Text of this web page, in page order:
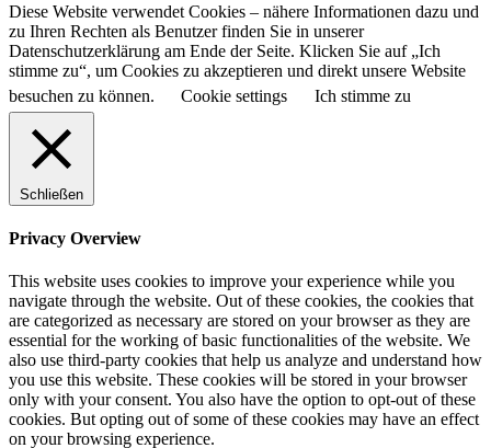
Diese Website verwendet Cookies – nähere Informationen dazu und
zu Ihren Rechten als Benutzer finden Sie in unserer
Datenschutzerklärung am Ende der Seite. Klicken Sie auf „Ich
stimme zu“, um Cookies zu akzeptieren und direkt unsere Website
besuchen zu können.
Cookie settings Ich stimme zu
Schließen
Privacy Overview
This website uses cookies to improve your experience while you
navigate through the website. Out of these cookies, the cookies that
are categorized as necessary are stored on your browser as they are
essential for the working of basic functionalities of the website. We
also use third-party cookies that help us analyze and understand how
you use this website. These cookies will be stored in your browser
only with your consent. You also have the option to opt-out of these
cookies. But opting out of some of these cookies may have an effect
on your browsing experience.